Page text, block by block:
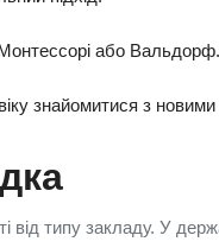
Монтессорі або Вальдорф.
знайомитися з
типу закладу. У